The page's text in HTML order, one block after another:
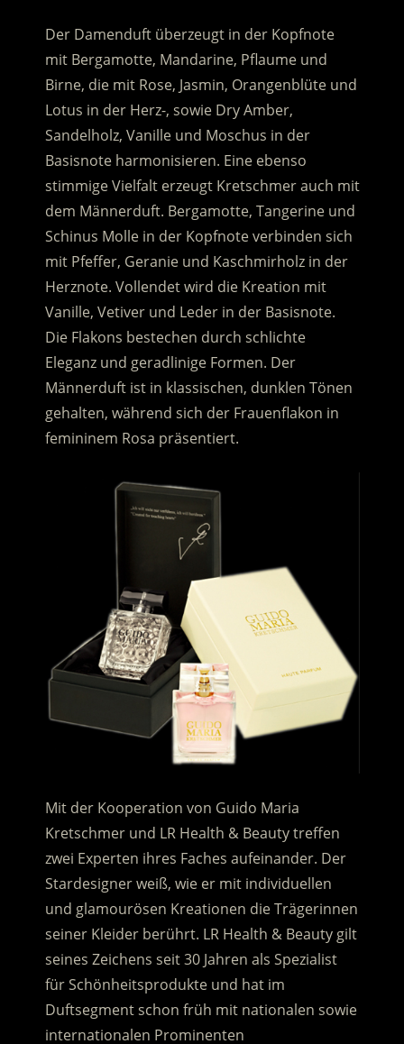
Der Damenduft überzeugt in der Kopfnote
mit Bergamotte, Mandarine, Pflaume und
Birne, die mit Rose, Jasmin, Orangenblüte und
Lotus in der Herz-, sowie Dry Amber,
Sandelholz, Vanille und Moschus in der
Basisnote harmonisieren. Eine ebenso
stimmige Vielfalt erzeugt Kretschmer auch mit
dem Männerduft. Bergamotte, Tangerine und
Schinus Molle in der Kopfnote verbinden sich
mit Pfeffer, Geranie und Kaschmirholz in der
Herznote. Vollendet wird die Kreation mit
Vanille, Vetiver und Leder in der Basisnote.
Die Flakons bestechen durch schlichte
Eleganz und geradlinige Formen. Der
Männerduft ist in klassischen, dunklen Tönen
gehalten, während sich der Frauenflakon in
femininem Rosa präsentiert.
Mit der Kooperation von Guido Maria
Kretschmer und LR Health & Beauty treffen
zwei Experten ihres Faches aufeinander. Der
Stardesigner weiß, wie er mit individuellen
und glamourösen Kreationen die Trägerinnen
seiner Kleider berührt. LR Health & Beauty gilt
seines Zeichens seit 30 Jahren als Spezialist
für Schönheitsprodukte und hat im
Duftsegment schon früh mit nationalen sowie
internationalen Prominenten